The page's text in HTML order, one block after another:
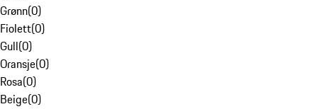
Grønn(0)
Fiolett(0)
Gull(0)
Oransje(0)
Rosa(0)
Beige(0)